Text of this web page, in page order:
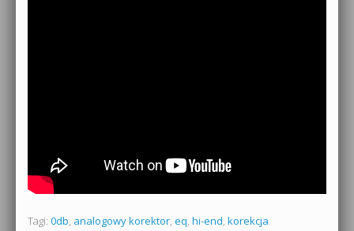
Tagi: 0db, analogowy korektor, eq, hi-end, korekcja